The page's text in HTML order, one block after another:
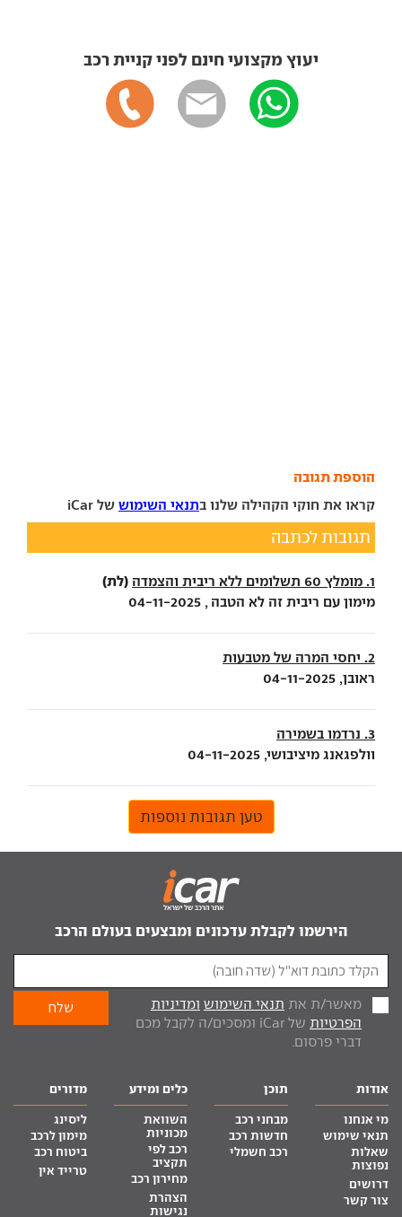
יעוץ מקצועי חינם לפני קניית רכב
הוספת תגובה
קראו את חוקי הקהילה שלנו בתנאי השימוש של iCar
תגובות לכתבה
1. מומלץ 60 תשלומים ללא ריבית והצמדה (לת)
מימון עם ריבית זה לא הטבה , 04-11-2025
2. יחסי המרה של מטבעות
ראובן, 04-11-2025
3. נרדמו בשמירה
וולפגאנג מיציבושי, 04-11-2025
טען תגובות נוספות
הירשמו לקבלת עדכונים ומבצעים בעולם הרכב
מאשר/ת את תנאי השימוש ומדיניות
הפרטיות
של iCar ומסכים/ה לקבל מכם
דברי פרסום.
אודות
מי אנחנו
תנאי שימוש
שאלות
נפוצות
דרושים
צור קשר
תוכן
מבחני רכב
חדשות רכב
רכב חשמלי
כלים ומידע
השוואת
מכוניות
רכב לפי
תקציב
מחירון רכב
הצהרת
נגישות
מדורים
ליסינג
מימון לרכב
ביטוח רכב
טרייד אין